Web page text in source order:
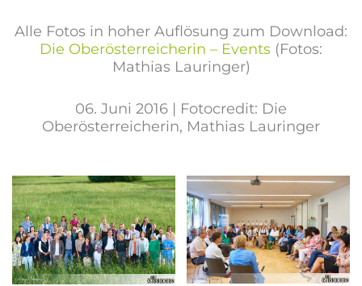
Alle Fotos in hoher Auflösung zum Download:
Die Oberösterreicherin – Events (Fotos:
Mathias Lauringer)
06. Juni 2016 | Fotocredit: Die
Oberösterreicherin, Mathias Lauringer